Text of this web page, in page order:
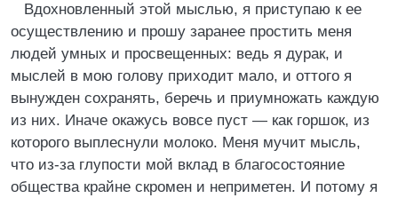
Вдохновленный этой мыслью, я приступаю к ее
осуществлению и прошу заранее простить меня
людей умных и просвещенных: ведь я дурак, и
мыслей в мою голову приходит мало, и оттого я
вынужден сохранять, беречь и приумножать каждую
из них. Иначе окажусь вовсе пуст — как горшок, из
которого выплеснули молоко. Меня мучит мысль,
что из-за глупости мой вклад в благосостояние
общества крайне скромен и неприметен. И потому я